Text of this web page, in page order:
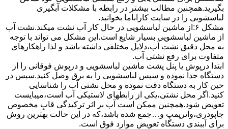
بگیرید.همچنین مطالب بیشتر در رابطه با مشکلات آبگیری
لباسشویی را در سایت کاراباما بخوانید.
مشکل ۶:از ﻣﺎﺷﯿﻦ لباسشویی در ﺣﺎل ﮐﺎر آب ﻧﺸﺖ میکند.نشت آب
از ماشین لباسشویی بسیار شایع است.این مشکل می تواند با توجه
به محل دقیق نشت آب،دلایل مختلفی داشته باشد و لذا راهکارهای
متفاوت برای رفع نشتی آب.
ابتدا درپوش یا پنل ﭘﺸﺖ ﻣﺎﺷﯿﻦ لباسشویی و درپوش ﻓﻮﻗﺎﻧﯽ را از
دستگاه ﺟﺪا ﻧﻤﻮده و ﺳﭙﺲ لباسشویی را ﺑﻪ ﺑﺮق وصل ﮐﻨﯿﺪ.سپس در
حین کار به دستگاه دقت نموده و ﻣﺤﻞ نشتی آب را ﺷﻨﺎﺳﺎﯾﯽ
کنید.اﮔﺮ ﻣﺤﻞ نشتی،ﯾﮑﯽ از رابطهای ﻻﺳﺘﯿﮑﯽ آب اﺳﺖ،میبایست
ﺗﻌﻮﯾﺾ شود.همچنین ﻣﻤﮑﻦ اﺳﺖ آب بر اثر ﺗﺮﮐﯿﺪﮔﯽ قابِ ﻣﺨﺼﻮص
ﺟﺎﭘﻮدری،واترپمپ و…جمع شده ﺑﺎﺷﺪ،ﮐﻪ در این حالت بهترین روش
برای آببندی دستگاه ﺗﻌﻮﯾﺾ ﻣﻮارد ﻓﻮق اﺳﺖ.